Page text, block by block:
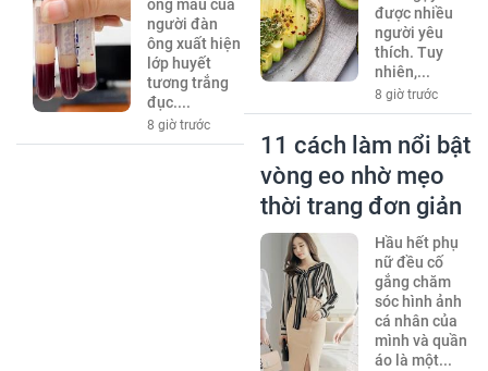
ống máu của
người đàn
ông xuất hiện
lớp huyết
tương trắng
đục....
8 giờ trước
được nhiều
người yêu
thích. Tuy
nhiên,...
8 giờ trước
11 cách làm nổi bật
vòng eo nhờ mẹo
thời trang đơn giản
Hầu hết phụ
nữ đều cố
gắng chăm
sóc hình ảnh
cá nhân của
mình và quần
áo là một...